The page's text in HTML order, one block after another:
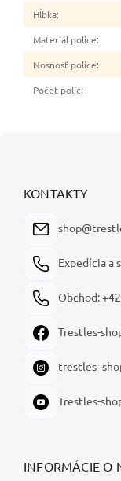
Hĺbka:
Materiál police:
Nosnosť police:
Počet políc:
KONTAKTY
Expedícia a
Obchod:
Trestles-
Trestles-
INFORMÁCIE O